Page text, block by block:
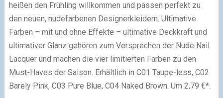
heißen den Frühling willkommen und passen perfekt zu
den neuen, nudefarbenen Designerkleidern. Ultimative
Farben – mit und ohne Effekte – ultimative Deckkraft und
ultimativer Glanz gehören zum Versprechen der Nude Nail
Lacquer und machen die vier limitierten Farben zu den
Must-Haves der Saison. Erhältlich in C01 Taupe-less, C02
Barely Pink, C03 Pure Blue, C04 Naked Brown. Um 2,79 €*.